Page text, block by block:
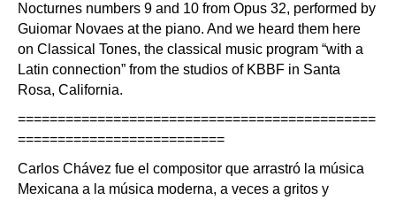
Nocturnes numbers 9 and 10 from Opus 32, performed by
Guiomar Novaes at the piano. And we heard them here
on Classical Tones, the classical music program “with a
Latin connection” from the studios of KBBF in Santa
Rosa, California.
=============================================
==========================
Carlos Chávez fue el compositor que arrastró la música
Mexicana a la música moderna, a veces a gritos y